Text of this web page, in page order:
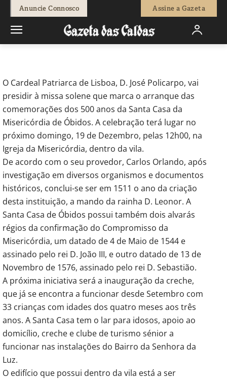
Anuncie Connosco Assine a Gazeta
Redação - 17 de Dezembro, 2010 577 0
O Cardeal Patriarca de Lisboa, D. José Policarpo, vai
presidir à missa solene que marca o arranque das
comemorações dos 500 anos da Santa Casa da
Misericórdia de Óbidos. A celebração terá lugar no
próximo domingo, 19 de Dezembro, pelas 12h00, na
Igreja da Misericórdia, dentro da vila.
De acordo com o seu provedor, Carlos Orlando, após
investigação em diversos organismos e documentos
históricos, conclui-se ser em 1511 o ano da criação
desta instituição, a mando da rainha D. Leonor. A
Santa Casa de Óbidos possui também dois alvarás
régios da confirmação do Compromisso da
Misericórdia, um datado de 4 de Maio de 1544 e
assinado pelo rei D. João III, e outro datado de 13 de
Novembro de 1576, assinado pelo rei D. Sebastião.
A próxima iniciativa será a inauguração da creche,
que já se encontra a funcionar desde Setembro com
33 crianças com idades dos quatro meses aos três
anos. A Santa Casa tem o lar para idosos, apoio ao
domicílio, creche e clube de turismo sénior a
funcionar nas instalações do Bairro da Senhora da
Luz.
O edifício que possui dentro da vila está a ser